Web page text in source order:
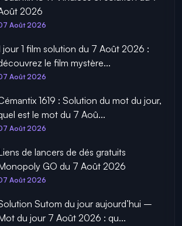
2026
Août 2026
jour 1 film solution du 7 Août 2026 :
le film mystère...
Août 2026
1619 : Solution du mot du jour,
est le mot du 7 Aoû...
Août 2026
de lancers de dés gratuits
GO du 7 Août 2026
Août 2026
Sutom du jour aujourd’hui –
du jour 7 Août 2026 : qu...